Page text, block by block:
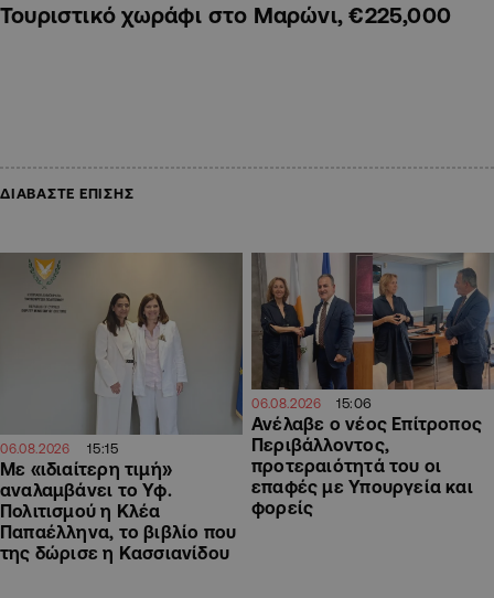
Τουριστικό χωράφι στο Μαρώνι, €225,000
ΔΙΑΒΑΣΤΕ ΕΠΙΣΗΣ
06.08.2026 15:15
Με «ιδιαίτερη τιμή»
αναλαμβάνει το Υφ.
Πολιτισμού η Κλέα
Παπαέλληνα, το βιβλίο που
της δώρισε η Κασσιανίδου
06.08.2026 15:06
Ανέλαβε ο νέος Επίτροπος
Περιβάλλοντος,
προτεραιότητά του οι
επαφές με Υπουργεία και
φορείς